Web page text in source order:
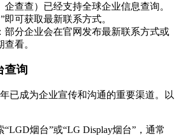
企查查）已经支持全球企业信息查询。
即可获取最新联系方式。
：部分企业会在官网发布最新联系方式或
看。
查询
已成为企业宣传和沟通的重要渠道。以
“LGD烟台”或“LG Display烟台”，通常